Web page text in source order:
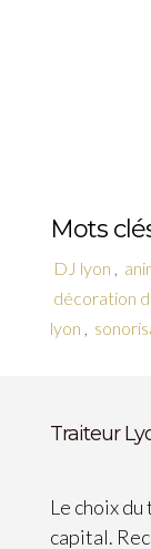
Mots
DJ lyon ,
décoration
lyon ,
Traiteur
Le choix
capital.